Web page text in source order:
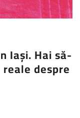
Iași. Hai să-
despre